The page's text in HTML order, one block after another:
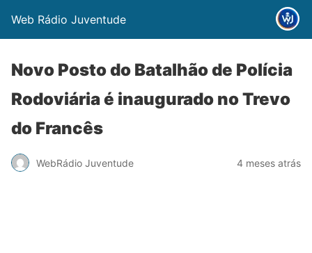
Web Rádio Juventude
Novo Posto do Batalhão de Polícia
Rodoviária é inaugurado no Trevo
do Francês
WebRádio Juventude 4 meses atrás